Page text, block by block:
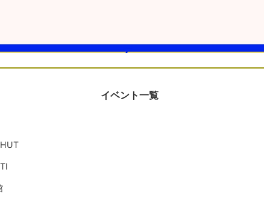
イベント一覧